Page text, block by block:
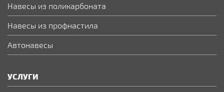
Навесы из поликарбоната
Навесы из профнастила
Автонавесы
УСЛУГИ